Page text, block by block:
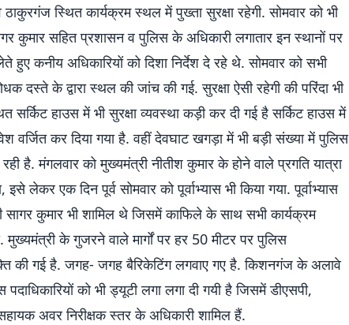
स्थित कार्यक्रम स्थल में पुख्ता सुरक्षा रहेगी. सोमवार को भी
कुमार सहित प्रशासन व पुलिस के अधिकारी लगातार इन स्थानों पर
हुए कनीय अधिकारियों को दिशा निर्देश दे रहे थे. सोमवार को सभी
दस्ते के द्वारा स्थल की जांच की गई. सुरक्षा ऐसी रहेगी की परिंदा भी
सर्किट हाउस में भी सुरक्षा व्यवस्था कड़ी कर दी गई है सर्किट हाउस में
वर्जित कर दिया गया है. वहीं देवघाट खगड़ा में भी बड़ी संख्या में पुलिस
है. मंगलवार को मुख्यमंत्री नीतीश कुमार के होने वाले प्रगति यात्रा
लेकर एक दिन पूर्व सोमवार को पूर्वाभ्यास भी किया गया. पूर्वाभ्यास
सागर कुमार भी शामिल थे जिसमें काफिले के साथ सभी कार्यक्रम
मुख्यमंत्री के गुजरने वाले मार्गों पर हर 50 मीटर पर पुलिस
की गई है. जगह- जगह बैरिकेटिंग लगवाए गए है. किशनगंज के अलावे
को भी ड्यूटी लगा लगा दी गयी है जिसमें डीएसपी,
अवर निरीक्षक स्तर के अधिकारी शामिल हैं.